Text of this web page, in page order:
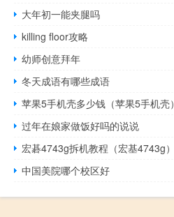
大年初一能夹腿吗
killing floor攻略
幼师创意拜年
冬天成语有哪些成语
苹果5手机壳多少钱（苹果5手机壳）
过年在娘家做饭好吗的说说
宏碁4743g拆机教程（宏基4743g）
中国美院哪个校区好